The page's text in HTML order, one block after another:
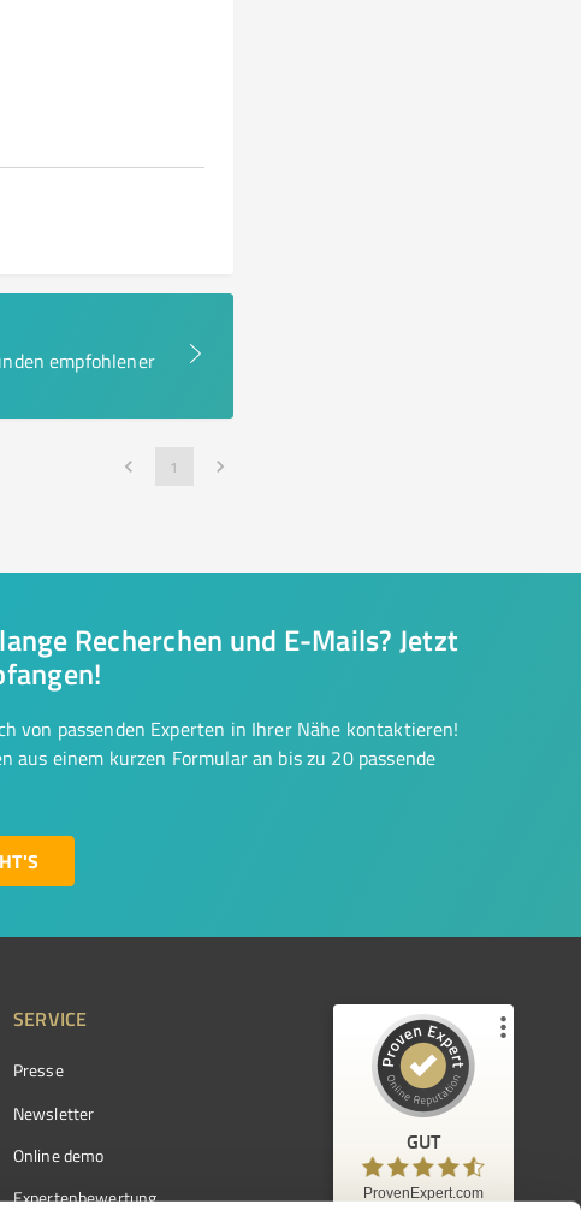
empfohlener
1
Recherchen und E-Mails? Jetzt
von passenden Experten in Ihrer Nähe kontaktieren!
aus einem kurzen Formular an bis zu 20 passende
SERVICE
Presse
Newsletter
Online demo
Expertenbewertung
GUT
ProvenExpert.com
Kundenbewertungen und Erfahrungen zu
ProvenExpert.com
97
%
Empfehlungen auf
ProvenExpert.com
4,42
/
5,00